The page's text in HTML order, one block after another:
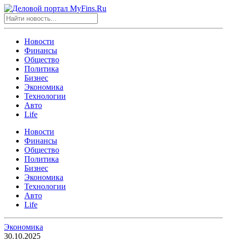
Новости
Финансы
Общество
Политика
Бизнес
Экономика
Технологии
Авто
Life
Новости
Финансы
Общество
Политика
Бизнес
Экономика
Технологии
Авто
Life
Экономика
30.10.2025